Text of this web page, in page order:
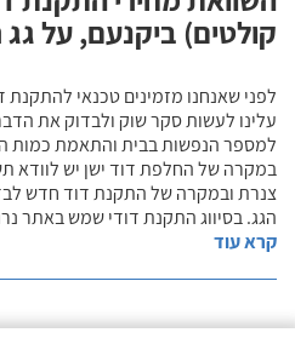
קולטים) ביקנעם, על
לפני שאנחנו מזמינים טכנאי
עלינו לעשות סקר שוק ולבדוק את
למספר הנפשות בבית והתאמת כמות
במקרה של החלפת דוד ישן יש לוודא
צנרת ובמקרה של התקנת דוד חדש
הגג. בסיווג התקנת דודי שמש באתר
קרא עוד